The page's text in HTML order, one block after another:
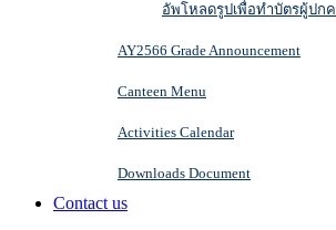
อัพโหลดรูปเพื่อทำบัตรผู้ปก
AY2566 Grade Announcement
Canteen Menu
Activities Calendar
Downloads Document
Contact us